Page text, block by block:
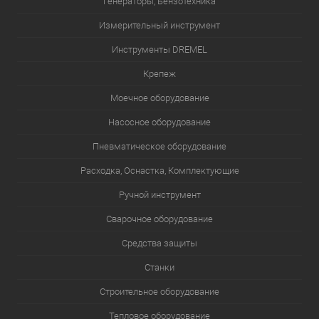
Измерительный инструмент
Инструменты DREMEL
Крепеж
Моечное оборудование
Насосное оборудование
Пневматическое оборудование
Расходка, Оснастка, Комплектующие
Ручной инструмент
Сварочное оборудование
Средства защиты
Станки
Строительное оборудование
Тепловое оборудование